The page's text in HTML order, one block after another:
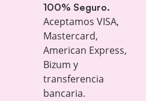
100% Seguro.
Aceptamos VISA,
Mastercard,
American Express,
Bizum y
transferencia
bancaria.